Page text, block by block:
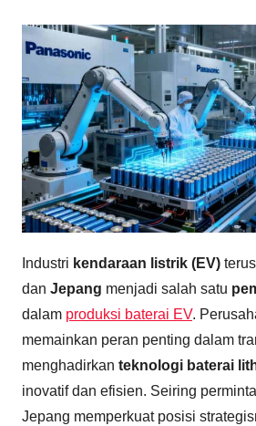
Industri kendaraan listrik (EV)
dan Jepang menjadi salah satu
dalam produksi baterai EV.
memainkan peran penting dalam
menghadirkan teknologi baterai
inovatif dan efisien. Seiring
Jepang memperkuat posisi